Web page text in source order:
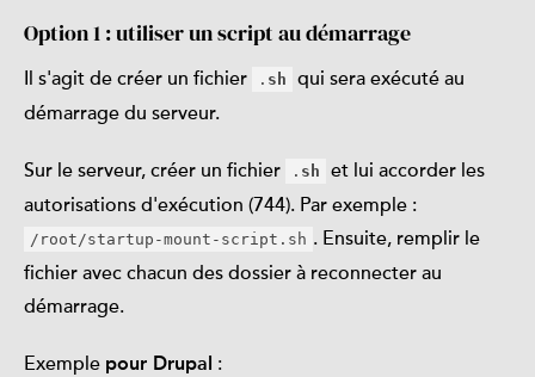
Option 1 : utiliser un script au démarrage
Il s'agit de créer un fichier . sh
qui sera exécuté au
démarrage du serveur.
Sur le serveur, créer un fichier . sh
et lui accorder les
autorisations d'exécution (744). Par exemple :
/root/startup-mount-script.sh . Ensuite, remplir le
fichier avec chacun des dossier à reconnecter au
démarrage.
Exemple pour Drupal :